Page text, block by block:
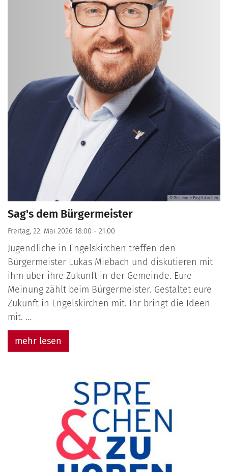
© Gemeinde Engelskirchen
Sag's dem Bürgermeister
Freitag, 22. Mai 2026 18:00 - 21:00
Jugendliche in Engelskirchen treffen den
Bürgermeister Lukas Miebach und diskutieren mit
ihm über ihre Zukunft in der Gemeinde. Eure
Meinung zählt beim Bürgermeister. Gestaltet eure
Zukunft in Engelskirchen mit. Ihr bringt die Ideen
mit. ...
mehr lesen